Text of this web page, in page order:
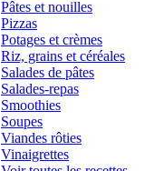
Pâtes et nouilles
Pizzas
Potages et crèmes
Riz, grains et céréales
Salades de pâtes
Salades-repas
Smoothies
Soupes
Viandes rôties
Vinaigrettes